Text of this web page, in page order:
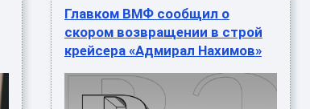
Главком ВМФ сообщил о
скором возвращении в строй
крейсера «Адмирал Нахимов»